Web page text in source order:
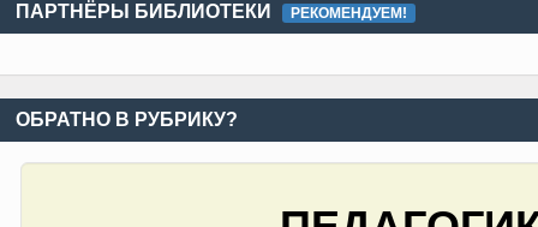
ПАРТНЁРЫ БИБЛИОТЕКИ РЕКОМЕНДУЕМ!
ОБРАТНО В РУБРИКУ?